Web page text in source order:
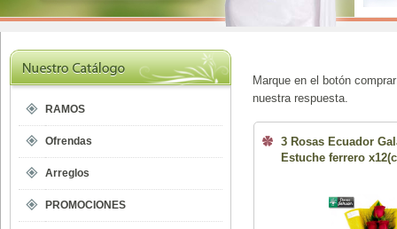
RAMOS
Ofrendas
Arreglos
PROMOCIONES
Marque en el botón
nuestra respuesta.
3 Rosas Ecuador
Estuche ferrero